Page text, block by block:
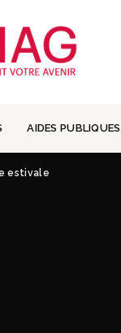
AIDES PUBLIQUES
estivale